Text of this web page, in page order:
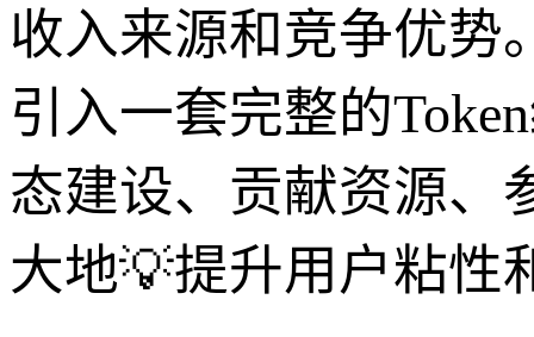
收入来源和竞争优势
引入一套完整的
态建设、贡献资源、
大地💡提升用户粘性